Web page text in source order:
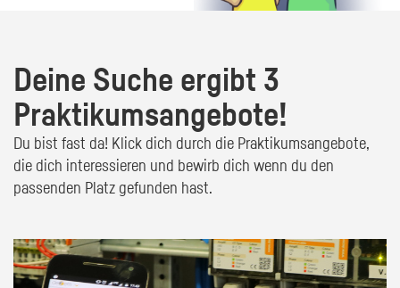
Deine Suche ergibt 3
Praktikumsangebote!
Du bist fast da! Klick dich durch die Praktikumsangebote,
die dich interessieren und bewirb dich wenn du den
passenden Platz gefunden hast.